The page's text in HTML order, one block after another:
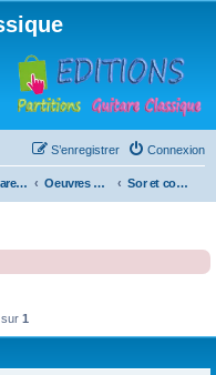
Connexion
S’enregistrer
La guitare : instrument, cours et théorie Oeuvres à la loupe Sor et consort
sur 1